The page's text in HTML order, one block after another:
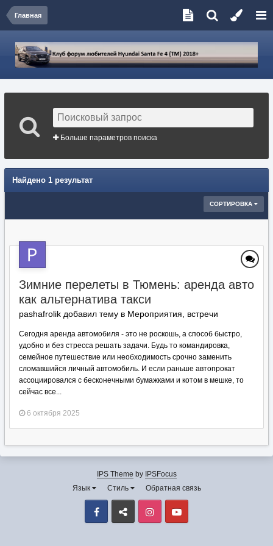
Главная
Больше параметров поиска
Найдено 1 результат
СОРТИРОВКА
Зимние перелеты в Тюмень: аренда авто
как альтернатива такси
pashafrolik добавил тему в Мероприятия, встречи
Сегодня аренда автомобиля - это не роскошь, а способ быстро,
удобно и без стресса решать задачи. Будь то командировка,
семейное путешествие или необходимость срочно заменить
сломавшийся личный автомобиль. И если раньше автопрокат
ассоциировался с бесконечными бумажками и котом в мешке, то
сейчас все...
6 октября 2025
IPS Theme by IPSFocus
Язык
Стиль Обратная связь
Facebook VK Instagram